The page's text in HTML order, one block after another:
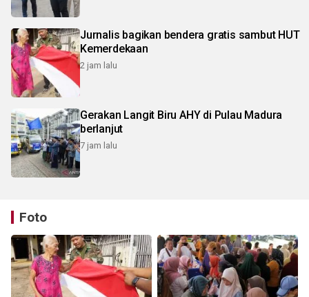
Jurnalis bagikan bendera gratis sambut HUT
Kemerdekaan
2 jam lalu
Gerakan Langit Biru AHY di Pulau Madura
berlanjut
7 jam lalu
Foto